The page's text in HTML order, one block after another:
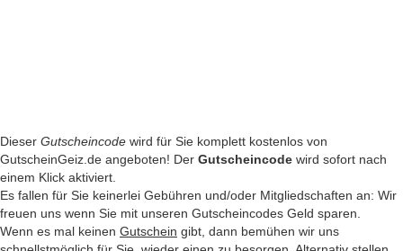
Dieser Gutscheincode wird für Sie komplett kostenlos von
GutscheinGeiz.de angeboten! Der Gutscheincode wird sofort nach
einem Klick aktiviert.
Es fallen für Sie keinerlei Gebühren und/oder Mitgliedschaften an: Wir
freuen uns wenn Sie mit unseren Gutscheincodes Geld sparen.
Wenn es mal keinen Gutschein gibt, dann bemühen wir uns